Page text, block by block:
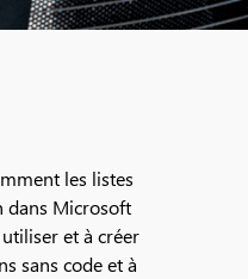
les listes
dans Microsoft
et à créer
sans code et à